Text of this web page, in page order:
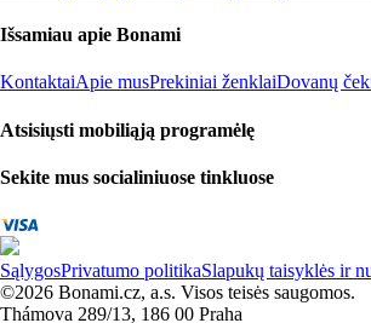
Išsamiau apie Bonami
KontaktaiApie musPrekiniai ženklaiDovanų
Atsisiųsti mobiliąją programėlę
Sekite mus socialiniuose tinkluose
SąlygosPrivatumo politikaSlapukų taisyklės ir
©2026 Bonami.cz, a.s. Visos teisės saugomos.
Thámova 289/13, 186 00 Praha